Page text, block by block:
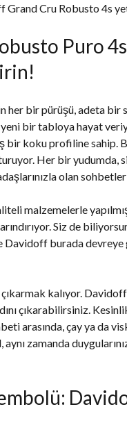
Cru Robusto 4s
Puro
her bir pürüşü, adeta bir
bir tabloya hayat
bir koku profiline sahip.
Her bir yudumda,
olan
malzemelerle
Siz de
Davidoff burada
çıkarmak kalıyor.
çıkarabilirsiniz.
arasında, çay ya da
zamanda